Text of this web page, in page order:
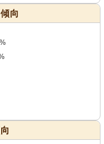
向